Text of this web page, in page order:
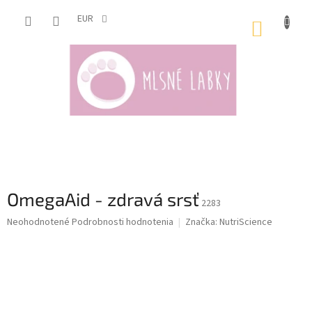
EUR
OmegaAid - zdravá srsť 2283
Priemerné
Neohodnotené Podrobnosti hodnotenia Značka: NutriScience